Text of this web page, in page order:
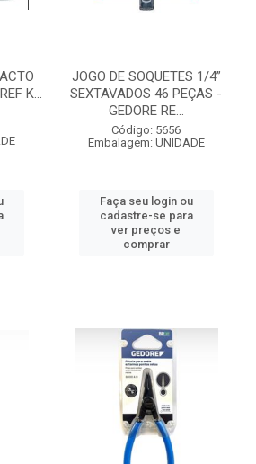
K...
JOGO DE SOQUETES 1/4”
SEXTAVADOS 46 PEÇAS -
GEDORE RE...
Código: 5656
Embalagem: UNIDADE
Faça seu login ou
cadastre-se para
ver preços e
comprar